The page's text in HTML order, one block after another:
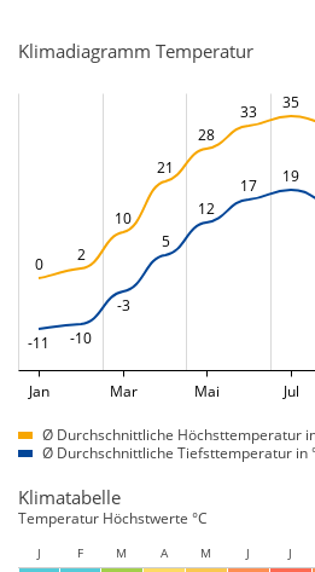
Klimadiagramm Temperatur
0 2
10
21
28
33 35
-11 -10
-3
5
12
17 19
Jan Mar Mai Jul
Ø Durchschnittliche Höchsttemperatur
Ø Durchschnittliche Tiefsttemperatur in
Klimatabelle
Temperatur Höchstwerte °C
J F M A M J J